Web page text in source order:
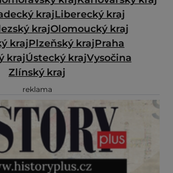
krajLiberecký kraj
krajOlomoucký kraj
krajPlzeňský krajPraha
krajÚstecký krajVysočina
Zlínský kraj
reklama